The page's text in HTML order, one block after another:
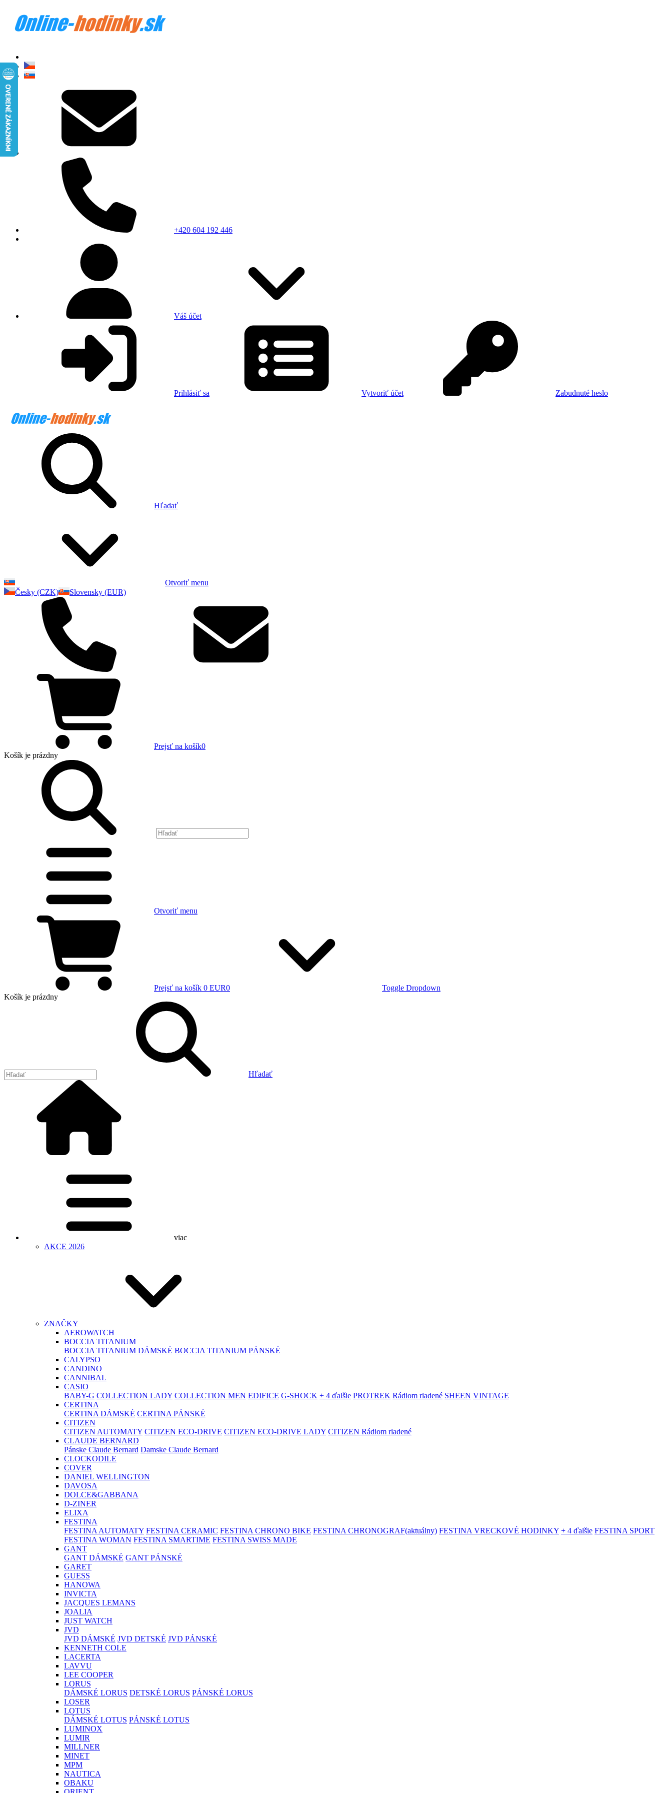
+420 604 192 446
Váš účet
Prihlásiť sa Vytvoriť účet Zabudnuté heslo
Hľadať
Otvoriť menu
Česky (CZK)
Slovensky (EUR)
Prejsť na košík0
Košík je prázdny
Otvoriť menu
Prejsť na košík 0 EUR0
Toggle Dropdown
Košík je prázdny
Hľadať
viac
AKCE 2026
ZNAČKY
AEROWATCH
BOCCIA TITANIUM
BOCCIA TITANIUM DÁMSKÉ BOCCIA TITANIUM PÁNSKÉ
CALYPSO
CANDINO
CANNIBAL
CASIO
BABY-G COLLECTION LADY COLLECTION MEN EDIFICE G-SHOCK + 4 ďalšie PROTREK Rádiom riadené SHEEN VINTAGE
CERTINA
CERTINA DÁMSKÉ CERTINA PÁNSKÉ
CITIZEN
CITIZEN AUTOMATY CITIZEN ECO-DRIVE CITIZEN ECO-DRIVE LADY CITIZEN Rádiom riadené
CLAUDE BERNARD
Pánske Claude Bernard Damske Claude Bernard
CLOCKODILE
COVER
DANIEL WELLINGTON
DAVOSA
DOLCE&GABBANA
D-ZINER
ELIXA
FESTINA
FESTINA AUTOMATY FESTINA CERAMIC FESTINA CHRONO BIKE FESTINA CHRONOGRAF(aktuálny) FESTINA VRECKOVÉ HODINKY + 4 ďalšie FESTINA SPORT
FESTINA WOMAN FESTINA SMARTIME FESTINA SWISS MADE
GANT
GANT DÁMSKÉ GANT PÁNSKÉ
GARET
GUESS
HANOWA
INVICTA
JACQUES LEMANS
JOALIA
JUST WATCH
JVD
JVD DÁMSKÉ JVD DETSKÉ JVD PÁNSKÉ
KENNETH COLE
LACERTA
LAVVU
LEE COOPER
LORUS
DÁMSKÉ LORUS DETSKÉ LORUS PÁNSKÉ LORUS
LOSER
LOTUS
DÁMSKÉ LOTUS PÁNSKÉ LOTUS
LUMINOX
LUMIR
MILLNER
MINET
MPM
NAUTICA
OBAKU